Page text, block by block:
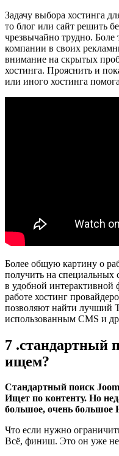
Задачу выбора хостинга
то блог или сайт решить
чрезвычайно трудно. Боле
компании в своих
внимание на скрытых
хостинга. Прояснить и
или иного хостинга
Более общую картину о
получить на специальных
в удобной интерактивной
работе хостинг
позволяют найти лучший
использованным CMS и
7 .стандартный
ищем?
Стандартный поиск
Ищет по контенту. Но
большое, очень большое
Что если нужно
Всё, финиш. Это он уже